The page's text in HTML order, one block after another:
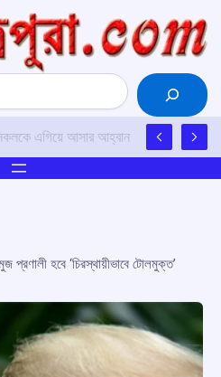
এগিয়ে আসার আহ্বান
প্রণালী হবে ‘চিরস্থায়ীভাবে টোলমুক্ত’